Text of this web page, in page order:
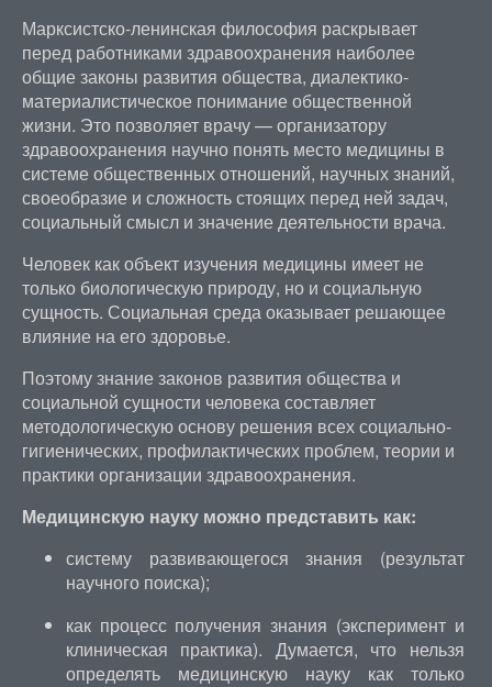
Марксистско-ленинская философия раскрывает
перед работниками здравоохранения наиболее
общие законы развития общества, диалектико-
материалистическое понимание общественной
жизни. Это позволяет врачу — организатору
здравоохранения научно понять место медицины в
системе общественных отношений, научных знаний,
своеобразие и сложность стоящих перед ней задач,
социальный смысл и значение деятельности врача.
Человек как объект изучения медицины имеет не
только биологическую природу, но и социальную
сущность. Социальная среда оказывает решающее
влияние на его здоровье.
Поэтому знание законов развития общества и
социальной сущности человека составляет
методологическую основу решения всех социально-
гигиенических, профилактических проблем, теории и
практики организации здравоохранения.
Медицинскую науку можно представить как:
систему развивающегося знания (результат
научного поиска);
как процесс получения знания (эксперимент и
клиническая практика). Думается, что нельзя
определять медицинскую науку как только